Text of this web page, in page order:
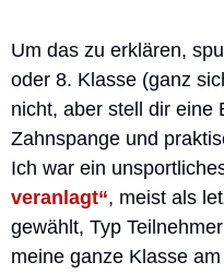
Um das zu erklären,
oder 8. Klasse (ganz
nicht, aber stell dir eine
Zahnspange und
Ich war ein
veranlagt“, meist als
gewählt, Typ
meine ganze Klasse